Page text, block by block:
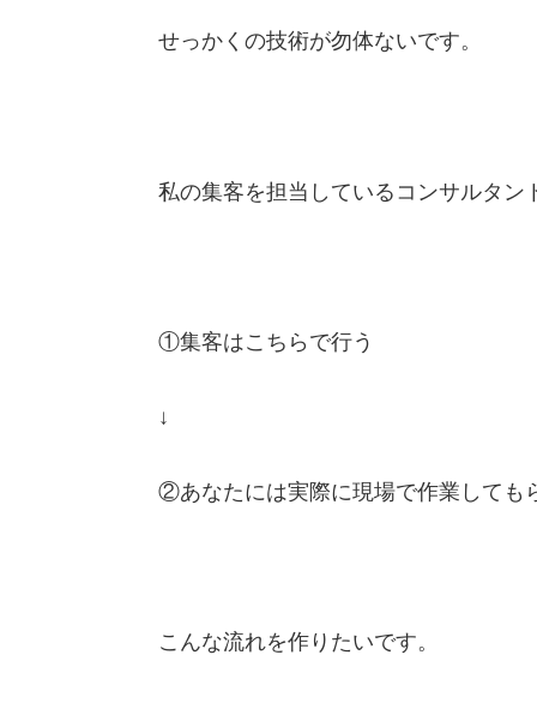
せっかくの技術が勿体ないです。
私の集客を担当しているコンサルタン
①集客はこちらで行う
↓
②あなたには実際に現場で作業しても
こんな流れを作りたいです。